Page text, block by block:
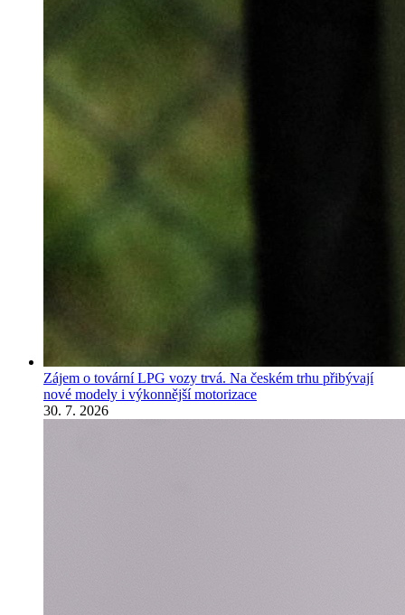
Zájem o tovární LPG vozy trvá. Na českém trhu přibývají
nové modely i výkonnější motorizace
30. 7. 2026